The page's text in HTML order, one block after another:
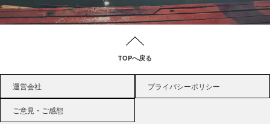
TOPへ戻る
運営会社 プライバシーポリシー
ご意見・ご感想